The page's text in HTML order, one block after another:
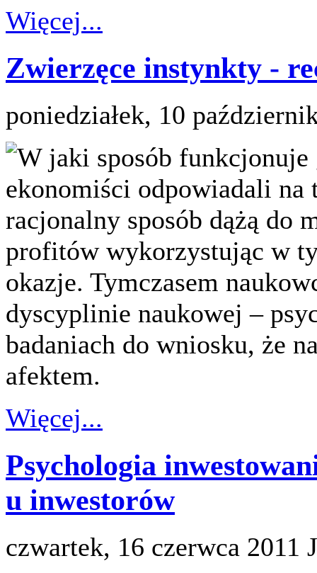
Więcej...
Zwierzęce instynkty -
poniedziałek, 10
W jaki sposób funkcjonuje
ekonomiści odpowiadali na
racjonalny sposób dążą do
profitów wykorzystując w
okazje. Tymczasem
dyscyplinie naukowej –
badaniach do wniosku, że
afektem.
Więcej...
Psychologia
u inwestorów
czwartek, 16 czerwca 2011